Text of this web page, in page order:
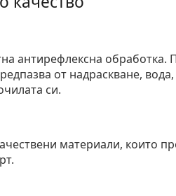
антирефлексна обработка.
от надраскване,
си.
материали, които